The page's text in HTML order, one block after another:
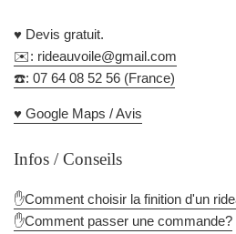
♥️ Devis gratuit.
✉️: rideauvoile@gmail.com
☎️: 07 64 08 52 56 (France)
♥️ Google Maps / Avis
Infos / Conseils
✋Comment choisir la finition d'un
✋Comment passer une commande?